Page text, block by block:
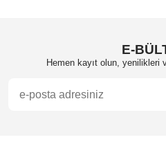
E-
Hemen kayıt olun, yenilikleri